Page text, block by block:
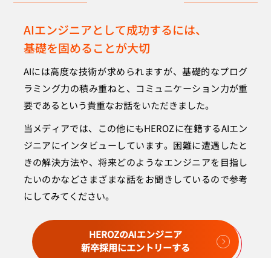
AIエンジニアとして成功するには、
基礎を固めることが大切
AIには高度な技術が求められますが、基礎的なプログ
ラミング力の積み重ねと、コミュニケーション力が重
要であるという貴重なお話をいただきました。
当メディアでは、この他にもHEROZに在籍するAIエン
ジニアにインタビューしています。困難に遭遇したと
きの解決方法や、将来どのようなエンジニアを目指し
たいのかなどさまざまな話をお聞きしているので参考
にしてみてください。
HEROZのAIエンジニア
新卒採用にエントリーする